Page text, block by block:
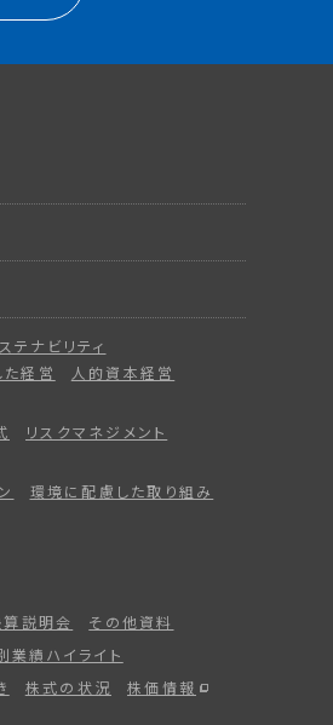
テナビリティ
経営
人的資本経営
リスクマネジメント
環境に配慮した取り組み
算説明会
その他資料
業績ハイライト
株式の状況
株価情報